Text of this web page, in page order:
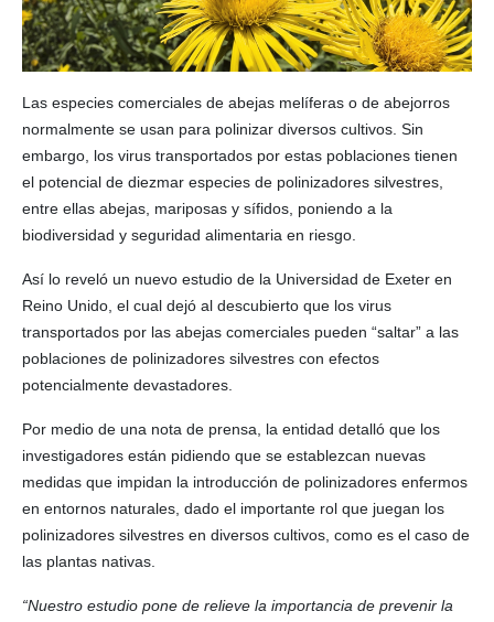
Las especies comerciales de abejas melíferas o de abejorros
normalmente se usan para polinizar diversos cultivos. Sin
embargo, los virus transportados por estas poblaciones tienen
el potencial de diezmar especies de polinizadores silvestres,
entre ellas abejas, mariposas y sífidos, poniendo a la
biodiversidad y seguridad alimentaria en riesgo.
Así lo reveló un nuevo estudio de la Universidad de Exeter en
Reino Unido, el cual dejó al descubierto que los virus
transportados por las abejas comerciales pueden “saltar” a las
poblaciones de polinizadores silvestres con efectos
potencialmente devastadores.
Por medio de una nota de prensa, la entidad detalló que los
investigadores están pidiendo que se establezcan nuevas
medidas que impidan la introducción de polinizadores enfermos
en entornos naturales, dado el importante rol que juegan los
polinizadores silvestres en diversos cultivos, como es el caso de
las plantas nativas.
“Nuestro estudio pone de relieve la importancia de prevenir la